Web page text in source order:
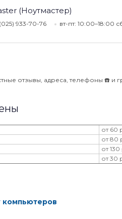
(Ноутмастер)
933-70-76 вт-пт: 10:00–18:00
отзывы, адреса, телефоны ☎️ и
от 60
от 80
от
от 30
компьютеров